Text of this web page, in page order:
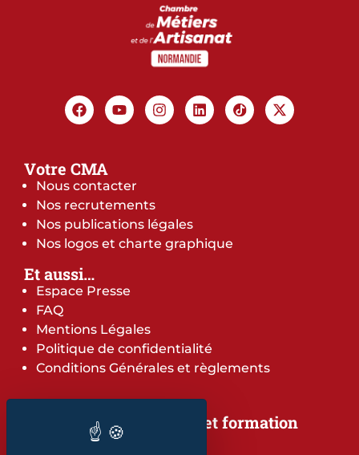
Votre CMA
Nous contacter
Nos recrutements
Nos publications légales
Nos logos et charte graphique
Et aussi…
Espace Presse
FAQ
Mentions Légales
Politique de confidentialité
Conditions Générales et règlements
Notre offre de services et formation
Notre offre de services